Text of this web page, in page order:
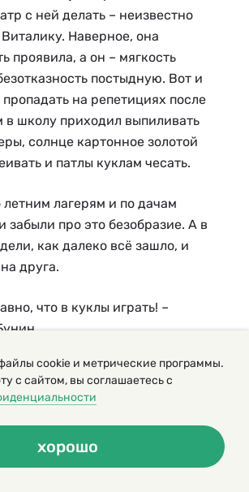
с ней делать – неизвестно
Наверное, она
проявила, а он – мягкость
постыдную. Вот и
на репетициях после
в школу приходил выпиливать
солнце картонное золотой
и патлы куклам чесать.
летним лагерям и по дачам
забыли про это безобразие. А в
как далеко всё зашло, и
друга.
что в куклы играть! –
такой! – вторил ему
день ото дня, потому что
нечем. А накануне премьеры не
к Машке и сказал нарочито
cookie и метрические программы.
с сайтом, вы соглашаетесь с
хорошо